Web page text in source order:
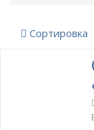
Сортировка